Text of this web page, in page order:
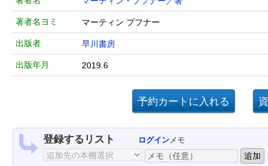
著者名ヨミ マーティン プフナー
出版者 早川書房
出版年月 2019.6
登録するリスト ログインメモ